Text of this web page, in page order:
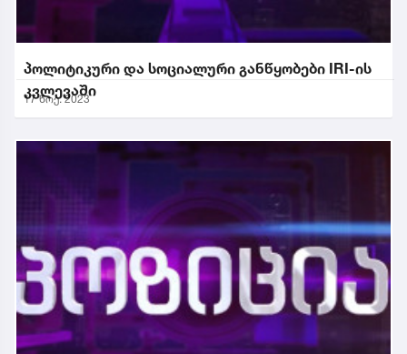
პოლიტიკური და სოციალური განწყობები IRI-ის
კვლევაში
17 ნოე. 2023